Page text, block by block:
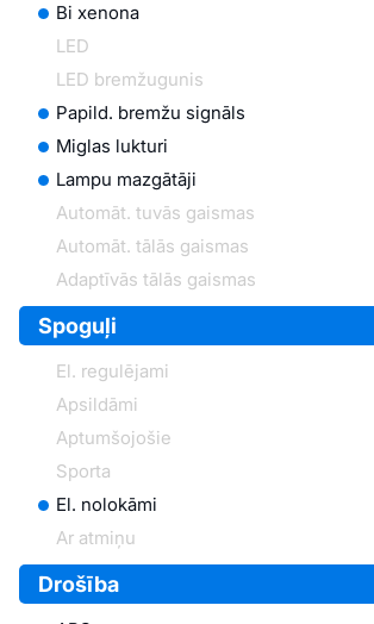
Bi xenona
LED
LED bremžugunis
Papild. bremžu signāls
Miglas lukturi
Lampu mazgātāji
Automāt. tuvās gaismas
Automāt. tālās gaismas
Adaptīvās tālās gaismas
Spoguļi
El. regulējami
Apsildāmi
Aptumšojošie
Sporta
El. nolokāmi
Ar atmiņu
Drošība